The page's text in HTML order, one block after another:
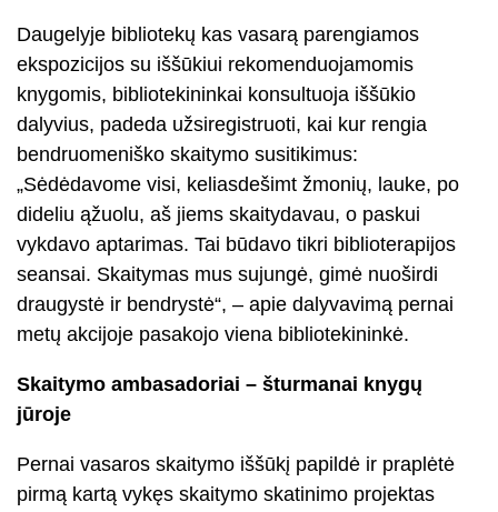
Daugelyje bibliotekų kas vasarą parengiamos
ekspozicijos su iššūkiui rekomenduojamomis
knygomis, bibliotekininkai konsultuoja iššūkio
dalyvius, padeda užsiregistruoti, kai kur rengia
bendruomeniško skaitymo susitikimus:
„Sėdėdavome visi, keliasdešimt žmonių, lauke, po
dideliu ąžuolu, aš jiems skaitydavau, o paskui
vykdavo aptarimas. Tai būdavo tikri biblioterapijos
seansai. Skaitymas mus sujungė, gimė nuoširdi
draugystė ir bendrystė“, – apie dalyvavimą pernai
metų akcijoje pasakojo viena bibliotekininkė.
Skaitymo ambasadoriai – šturmanai knygų
jūroje
Pernai vasaros skaitymo iššūkį papildė ir praplėtė
pirmą kartą vykęs skaitymo skatinimo projektas